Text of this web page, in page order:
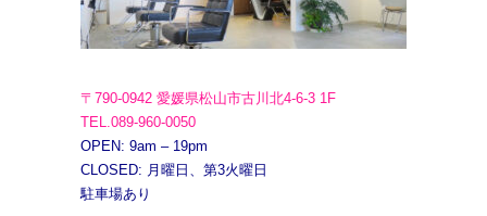
〒790-0942 愛媛県松山市古川北4-6-3 1F
TEL.089-960-0050
OPEN: 9am – 19pm
CLOSED: 月曜日、第3火曜日
駐車場あり